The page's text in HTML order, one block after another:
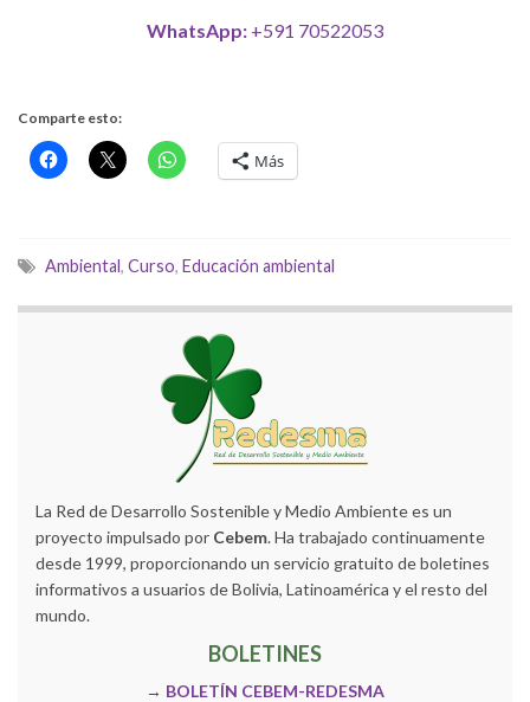
WhatsApp: +591 70522053
Comparte esto:
Más
Ambiental, Curso, Educación ambiental
La Red de Desarrollo Sostenible y Medio Ambiente es un
proyecto impulsado por Cebem. Ha trabajado continuamente
desde 1999, proporcionando un servicio gratuito de boletines
informativos a usuarios de Bolivia, Latinoamérica y el resto del
mundo.
BOLETINES
→ BOLETÍN CEBEM-REDESMA